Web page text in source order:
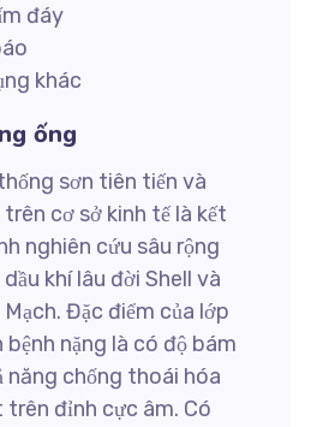
đáy
khác
ống
sơn tiên tiến và
cơ sở kinh tế là kết
nghiên cứu sâu rộng
khí lâu đời Shell và
Đặc điểm của lớp
nặng là có độ bám
năng chống thoái hóa
trên đỉnh cực âm. Có